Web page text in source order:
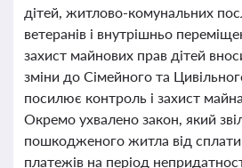
дітей, житлово-комунальних
ветеранів і внутрішньо
захист майнових прав дітей
зміни до Сімейного та
посилює контроль і захист
Окремо ухвалено закон, який
пошкодженого житла від
платежів на період